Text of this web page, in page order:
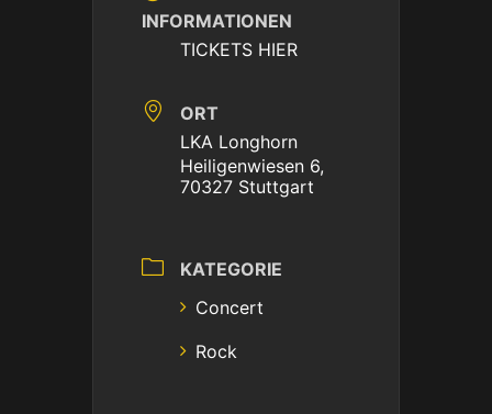
INFORMATIONEN
TICKETS HIER
ORT
LKA Longhorn
Heiligenwiesen 6,
70327 Stuttgart
KATEGORIE
Concert
Rock